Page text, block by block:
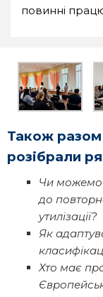
повинні
Також разом
розібрали
Чи можемо
до
утилізації?
Як
Хто має